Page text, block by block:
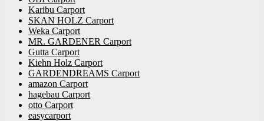
Karibu Carport
SKAN HOLZ Carport
Weka Carport
MR. GARDENER Carport
Gutta Carport
Kiehn Holz Carport
GARDENDREAMS Carport
amazon Carport
hagebau Carport
otto Carport
easycarport